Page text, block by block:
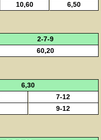
10,60 6,50
2-7-9
60,20
6,30
7-12
9-12